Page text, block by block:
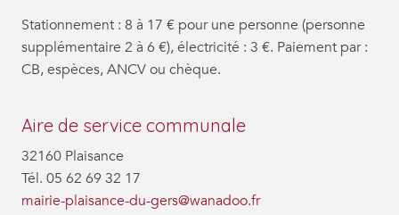
Stationnement : 8 à 17 € pour une personne (personne
supplémentaire 2 à 6 €), électricité : 3 €. Paiement par :
CB, espèces, ANCV ou chèque.
Aire de service communale
32160 Plaisance
Tél. 05 62 69 32 17
mairie-plaisance-du-gers@wanadoo.fr